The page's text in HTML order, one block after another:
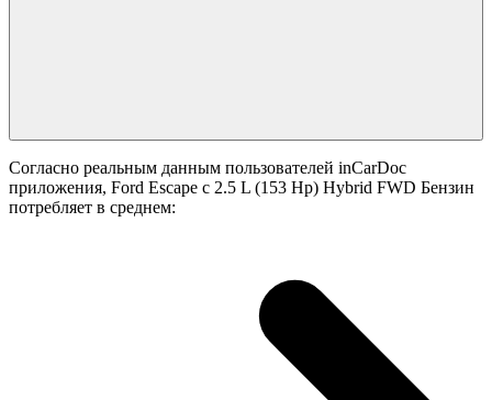
Согласно реальным данным пользователей inCarDoc
приложения, Ford Escape с 2.5 L (153 Hp) Hybrid FWD Бензин
потребляет в среднем: